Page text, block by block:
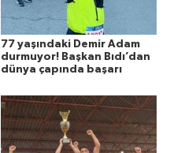
77 yaşındaki Demir Adam
durmuyor! Başkan Bıdı’dan
dünya çapında başarı